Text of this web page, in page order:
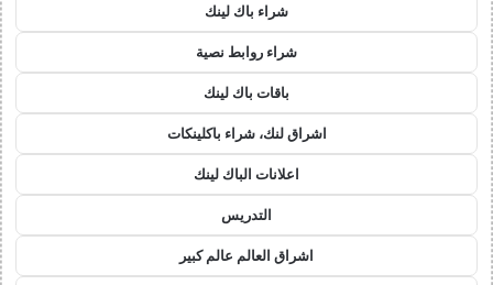
شراء باك لينك
شراء روابط نصية
باقات باك لينك
اشراق لنك، شراء باكلينكات
اعلانات الباك لينك
التدريس
اشراق العالم عالم كبير